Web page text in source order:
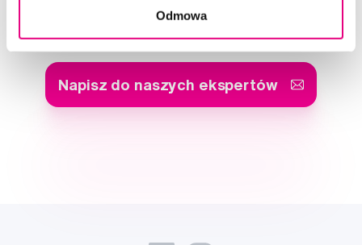
Odmowa
Doradzimy Ci
Napisz do naszych ekspertów